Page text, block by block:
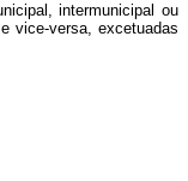
intermunicipal ou
vice-versa, excetuadas